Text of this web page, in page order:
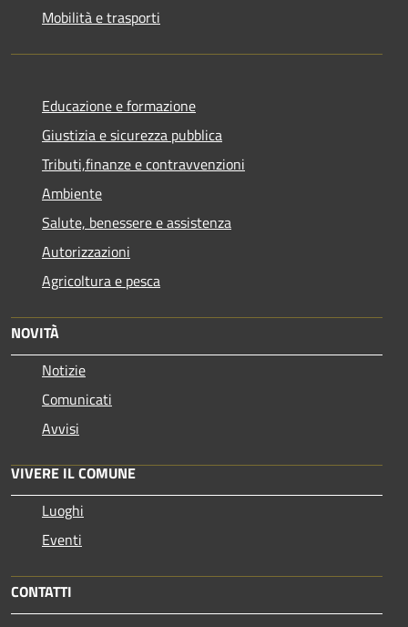
Mobilità e trasporti
Educazione e formazione
Giustizia e sicurezza pubblica
Tributi,finanze e contravvenzioni
Ambiente
Salute, benessere e assistenza
Autorizzazioni
Agricoltura e pesca
NOVITÀ
Notizie
Comunicati
Avvisi
VIVERE IL COMUNE
Luoghi
Eventi
CONTATTI